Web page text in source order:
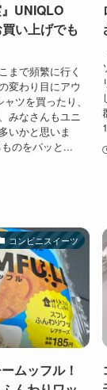
UNIQLO
い上げでも
まで頻繁に行く
変わり目にアウ
ツを買ったり、
みなさんもユニ
いかと思いま
のをパッと...
コンビニスイーツ
ムッフル！